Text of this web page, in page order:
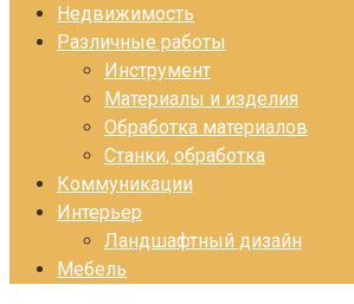
Недвижимость
Различные работы
Инструмент
Материалы и изделия
Обработка материалов
Станки, обработка
Коммуникации
Интерьер
Ландшафтный дизайн
Мебель